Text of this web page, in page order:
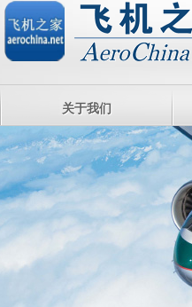
关于我们